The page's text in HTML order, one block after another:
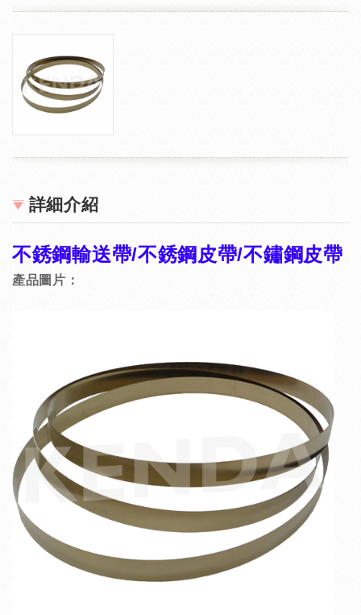
詳細介紹
不銹鋼輸送帶/不銹鋼皮帶/不鏽鋼皮帶
產品圖片：